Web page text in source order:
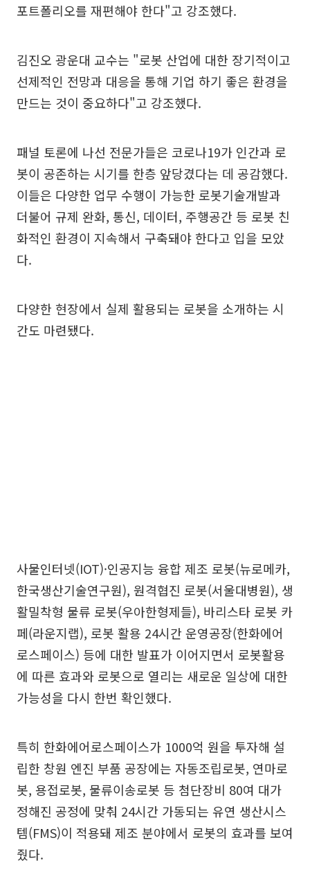
포트폴리오를 재편해야 한다"고 강조했다.
김진오 광운대 교수는 "로봇 산업에 대한 장기적이고
선제적인 전망과 대응을 통해 기업 하기 좋은 환경을
만드는 것이 중요하다"고 강조했다.
패널 토론에 나선 전문가들은 코로나19가 인간과 로
봇이 공존하는 시기를 한층 앞당겼다는 데 공감했다.
이들은 다양한 업무 수행이 가능한 로봇기술개발과
더불어 규제 완화, 통신, 데이터, 주행공간 등 로봇 친
화적인 환경이 지속해서 구축돼야 한다고 입을 모았
다.
다양한 현장에서 실제 활용되는 로봇을 소개하는 시
간도 마련됐다.
사물인터넷(IOT)·인공지능 융합 제조 로봇(뉴로메카,
한국생산기술연구원), 원격협진 로봇(서울대병원), 생
활밀착형 물류 로봇(우아한형제들), 바리스타 로봇 카
페(라운지랩), 로봇 활용 24시간 운영공장(한화에어
로스페이스) 등에 대한 발표가 이어지면서 로봇활용
에 따른 효과와 로봇으로 열리는 새로운 일상에 대한
가능성을 다시 한번 확인했다.
특히 한화에어로스페이스가 1000억 원을 투자해 설
립한 창원 엔진 부품 공장에는 자동조립로봇, 연마로
봇, 용접로봇, 물류이송로봇 등 첨단장비 80여 대가
정해진 공정에 맞춰 24시간 가동되는 유연 생산시스
템(FMS)이 적용돼 제조 분야에서 로봇의 효과를 보여
줬다.